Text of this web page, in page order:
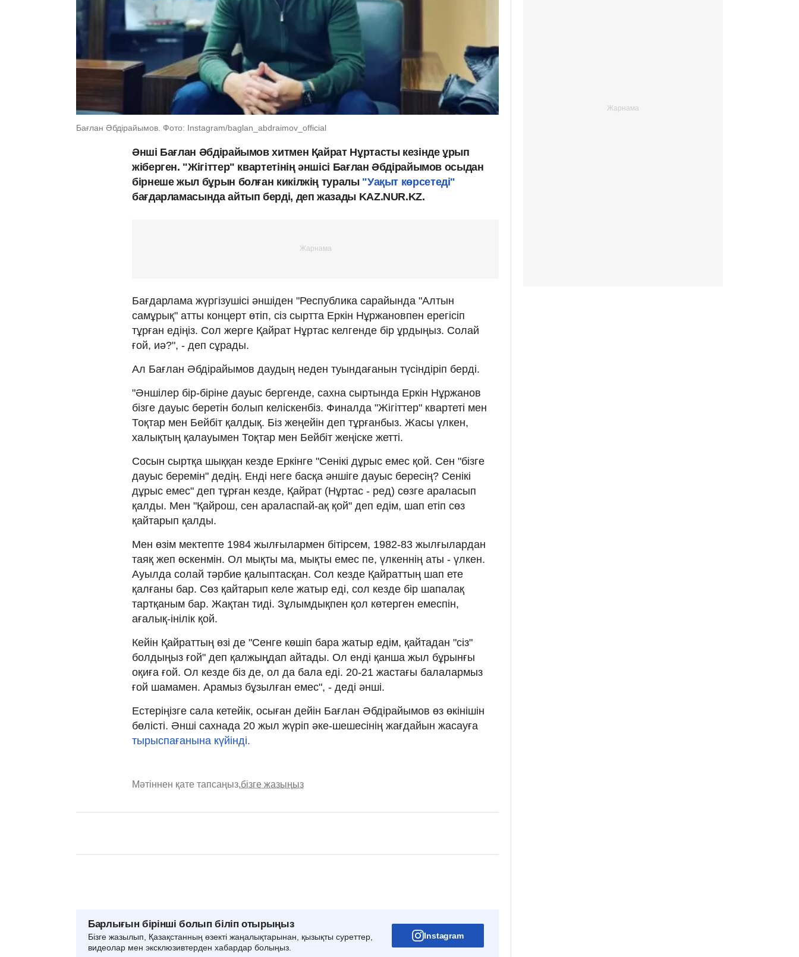
Бағлан Әбдірайымов. Фото: Instagram/baglan_abdraimov_official
Әнші Бағлан Әбдірайымов хитмен Қайрат Нұртасты кезінде ұрып
жіберген. "Жігіттер" квартетінің әншісі Бағлан Әбдірайымов осыдан
бірнеше жыл бұрын болған кикілжің туралы "Уақыт көрсетеді"
бағдарламасында айтып берді, деп жазады KAZ.NUR.KZ.
Бағдарлама жүргізушісі әншіден "Республика сарайында "Алтын
самұрық" атты концерт өтіп, сіз сыртта Еркін Нұржановпен ерегісіп
тұрған едіңіз. Сол жерге Қайрат Нұртас келгенде бір ұрдыңыз. Солай
ғой, иә?", - деп сұрады.
Ал Бағлан Әбдірайымов даудың неден туындағанын түсіндіріп берді.
"Әншілер бір-біріне дауыс бергенде, сахна сыртында Еркін Нұржанов
бізге дауыс беретін болып келіскенбіз. Финалда "Жігіттер" квартеті мен
Тоқтар мен Бейбіт қалдық. Біз жеңейін деп тұрғанбыз. Жасы үлкен,
халықтың қалауымен Тоқтар мен Бейбіт жеңіске жетті.
Сосын сыртқа шыққан кезде Еркінге "Сенікі дұрыс емес қой. Сен "бізге
дауыс беремін" дедің. Енді неге басқа әншіге дауыс бересің? Сенікі
дұрыс емес" деп тұрған кезде, Қайрат (Нұртас - ред) сөзге араласып
қалды. Мен "Қайрош, сен араласпай-ақ қой" деп едім, шап етіп сөз
қайтарып қалды.
Мен өзім мектепте 1984 жылғылармен бітірсем, 1982-83 жылғылардан
таяқ жеп өскенмін. Ол мықты ма, мықты емес пе, үлкеннің аты - үлкен.
Ауылда солай тәрбие қалыптасқан. Сол кезде Қайраттың шап ете
қалғаны бар. Сөз қайтарып келе жатыр еді, сол кезде бір шапалақ
тартқаным бар. Жақтан тиді. Зұлымдықпен қол көтерген емеспін,
ағалық-інілік қой.
Кейін Қайраттың өзі де "Сенге көшіп бара жатыр едім, қайтадан "сіз"
болдыңыз ғой" деп қалжыңдап айтады. Ол енді қанша жыл бұрынғы
оқиға ғой. Ол кезде біз де, ол да бала еді. 20-21 жастағы балалармыз
ғой шамамен. Арамыз бұзылған емес", - деді әнші.
Естеріңізге сала кетейік, осыған дейін Бағлан Әбдірайымов өз өкінішін
бөлісті. Әнші сахнада 20 жыл жүріп әке-шешесінің жағдайын жасауға
тырыспағанына күйінді.
Мәтіннен қате тапсаңыз,бізге жазыңыз
Барлығын бірінші болып біліп отырыңыз
Бізге жазылып, Қазақстанның өзекті жаңалықтарынан, қызықты суреттер,
видеолар мен эксклюзивтерден хабардар болыңыз.
Instagram